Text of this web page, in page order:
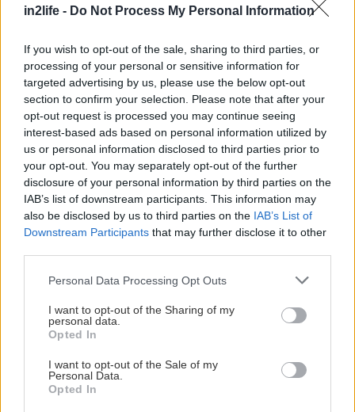
in2life - Do Not Process My Personal Information
If you wish to opt-out of the sale, sharing to third parties, or
processing of your personal or sensitive information for
targeted advertising by us, please use the below opt-out
section to confirm your selection. Please note that after your
opt-out request is processed you may continue seeing
interest-based ads based on personal information utilized by
us or personal information disclosed to third parties prior to
your opt-out. You may separately opt-out of the further
disclosure of your personal information by third parties on the
IAB’s list of downstream participants. This information may
also be disclosed by us to third parties on the IAB’s List of
Downstream Participants that may further disclose it to other
Please note that this website/app uses one or more Google
not limited to your visit or usage behaviour. You may click to
grant or deny consent to Google and its third-party tags to
use your data for below specified purposes in below Google
consent section.
Personal Data Processing Opt Outs
I want to opt-out of the Sharing of my
personal data.
Opted In
I want to opt-out of the Sale of my
Personal Data.
Opted In
Διαβάστε επίσης
Αναζήτηση